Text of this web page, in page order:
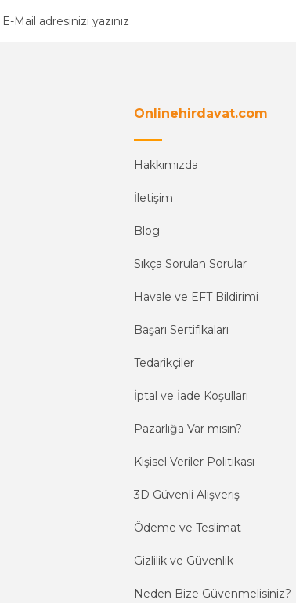
Yetkiliye Gönder
Onlinehirdavat.com
Hakkımızda
İletişim
Blog
Sıkça Sorulan Sorular
Havale ve EFT Bildirimi
Başarı Sertifikaları
Tedarikçiler
İptal ve İade Koşulları
Pazarlığa Var mısın?
Kişisel Veriler Politikası
3D Güvenli Alışveriş
Ödeme ve Teslimat
Gizlilik ve Güvenlik
Neden Bize Güvenmelisiniz?